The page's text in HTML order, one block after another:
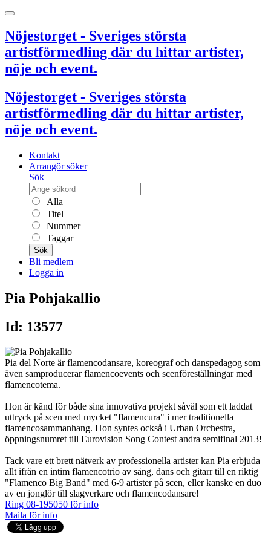
Nöjestorget - Sveriges största
artistförmedling där du hittar artister,
nöje och event.
Nöjestorget - Sveriges största
artistförmedling där du hittar artister,
nöje och event.
Kontakt
Arrangör söker
Sök
Alla
Titel
Nummer
Taggar
Sök
Bli medlem
Logga in
Pia Pohjakallio
Id: 13577
Pia del Norte är flamencodansare, koreograf och danspedagog som
även samproducerar flamencoevents och scenföreställningar med
flamencotema.
Hon är känd för både sina innovativa projekt såväl som ett laddat
uttryck på scen med mycket "flamencura" i mer traditionella
flamencosammanhang. Hon syntes också i Urban Orchestra,
öppningsnumret till Eurovision Song Contest andra semifinal 2013!
Tack vare ett brett nätverk av professionella artister kan Pia erbjuda
allt ifrån en intim flamencotrio av sång, dans och gitarr till en riktig
"Flamenco Big Band" med 6-9 artister på scen, eller kanske en duo
av en jonglör till slagverkare och flamencodansare!
Ring 08-195050 för info
Maila för info